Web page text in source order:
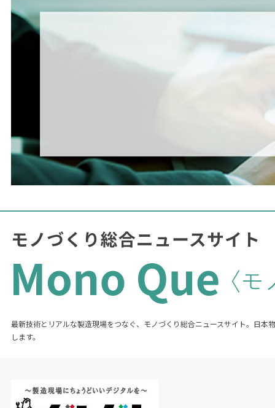
最新技術とリアルな製造現場をつなぐ、モノづくり総合ニュースサイト。日本
します。